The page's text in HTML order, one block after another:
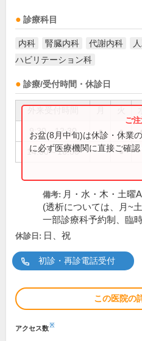
診療科目
内科 腎臓内科 代謝内科
ハビリテーション科
診療/受付時間・休診日
9:30～12:30 ● ●
14:00～16:00 ●
お盆(8月中旬)は休診・休業
に必ず医療機関に直接ご確認
備考: 月・水・木・土曜
(透析については、月~
一部診療科予約制、臨
休診日: 日、祝
初診・再診電話受付
この医院の
アクセス数※